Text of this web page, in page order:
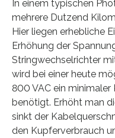
In einem typischen
mehrere Dutzend
Hier liegen erhebliche
Erhöhung der
Stringwechselrichter
wird bei einer heute
800 VAC ein
benötigt. Erhöht man
sinkt der
den Kupferverbrauch